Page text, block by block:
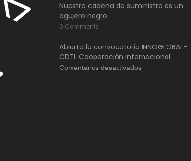
Nuestra cadena de suministro es un
agujero negro
0 Comments
Abierta la convocatoria INNOGLOBAL-
CDTI. Cooperación internacional
Comentarios desactivadosen